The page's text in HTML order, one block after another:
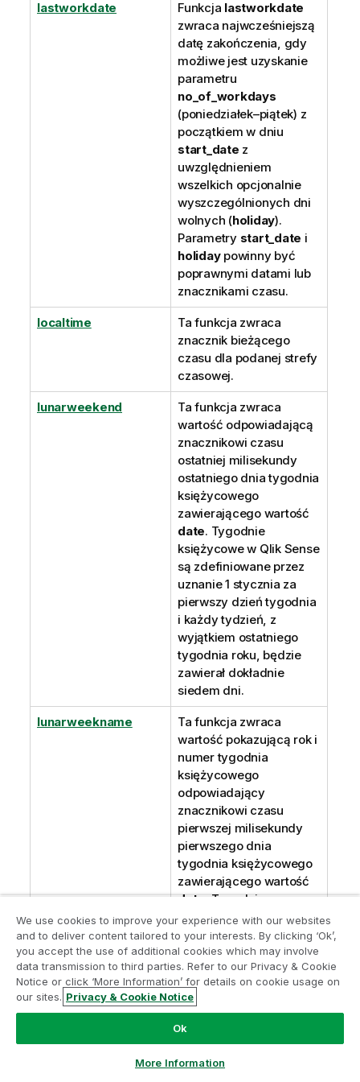
lastworkdate Funkcja lastworkdate
zwraca najwcześniejszą
datę zakończenia, gdy
możliwe jest uzyskanie
parametru
no_of_workdays
(poniedziałek–piątek) z
początkiem w dniu
start_date z
uwzględnieniem
wszelkich opcjonalnie
wyszczególnionych dni
wolnych (holiday).
Parametry start_date i
holidaypowinny być
poprawnymi datami lub
znacznikami czasu.
localtime
Ta funkcja zwraca
znacznik bieżącego
czasu dla podanej strefy
czasowej.
lunarweekend
Ta funkcja zwraca
wartość odpowiadającą
znacznikowi czasu
ostatniej milisekundy
ostatniego dnia tygodnia
księżycowego
zawierającego wartość
date. Tygodnie
księżycowe w Qlik Sense
są zdefiniowane przez
uznanie 1 stycznia za
pierwszy dzień tygodnia
i każdy tydzień, z
wyjątkiem ostatniego
tygodnia roku, będzie
zawierał dokładnie
siedem dni.
lunarweekname
Ta funkcja zwraca
wartość pokazującą rok i
numer tygodnia
księżycowego
odpowiadający
znacznikowi czasu
pierwszej milisekundy
pierwszego dnia
tygodnia księżycowego
zawierającego wartość
date. Tygodnie
księżycowe wQlik Sense
są zdefiniowane przez
uznanie 1 stycznia za
pierwszy dzień tygodnia
i każdy tydzień, z
wyjątkiem ostatniego
tygodnia roku, będzie
zawierał dokładnie
siedem dni.
We use cookies to improve your experience with our websites
and to deliver content tailored to your interests. By clicking ‘Ok’,
you accept the use of additional cookies which may involve
data transmission to third parties. Refer to our Privacy & Cookie
Notice or click ‘More Information’ for details on cookie usage on
our sites. Privacy & Cookie Notice
Ok
More Information